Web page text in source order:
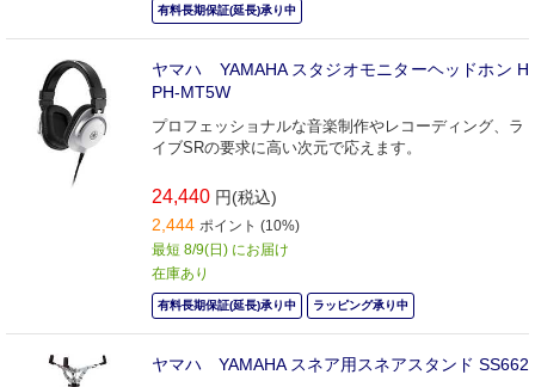
有料長期保証(延長)承り中
ヤマハ YAMAHA スタジオモニターヘッドホン H
PH-MT5W
プロフェッショナルな音楽制作やレコーディング、ラ
イブSRの要求に高い次元で応えます。
24,440 円(税込)
2,444 ポイント (10%)
最短 8/9(日) にお届け
在庫あり
有料長期保証(延長)承り中 ラッピング承り中
ヤマハ YAMAHA スネア用スネアスタンド SS662